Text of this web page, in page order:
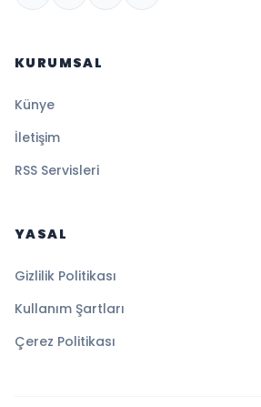
KURUMSAL
Künye
İletişim
RSS Servisleri
YASAL
Gizlilik Politikası
Kullanım Şartları
Çerez Politikası